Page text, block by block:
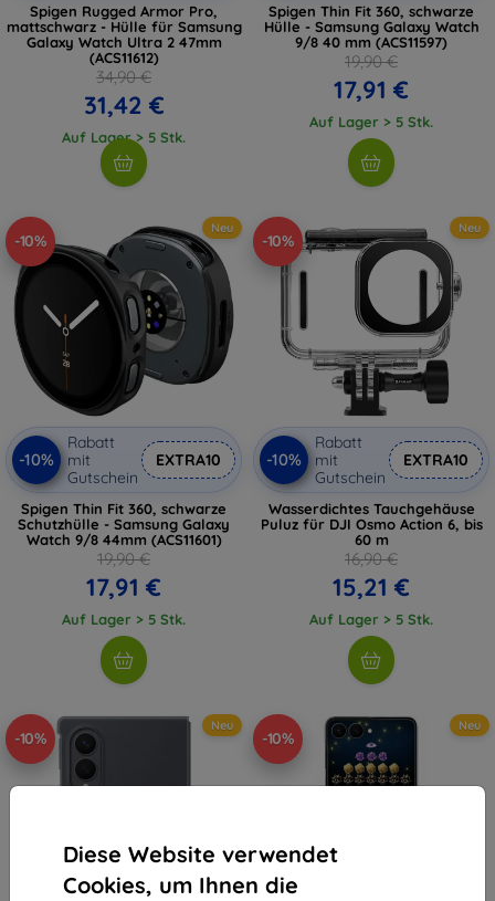
Diese Website verwendet
Cookies, um Ihnen die
Spigen Rugged Armor Pro,
mattschwarz - Hülle für Samsung
Galaxy Watch Ultra 2 47mm
(ACS11612)
34,90 €
31,42 €
Auf Lager > 5 Stk.
Spigen Thin Fit 360, schwarze
Hülle - Samsung Galaxy Watch
9/8 40 mm (ACS11597)
19,90 €
17,91 €
Auf Lager > 5 Stk.
-10%
Neu
-10%
Rabatt
mit
Gutschein
EXTRA10
Spigen Thin Fit 360, schwarze
Schutzhülle - Samsung Galaxy
Watch 9/8 44mm (ACS11601)
19,90 €
17,91 €
Auf Lager > 5 Stk.
-10%
Neu
-10%
Rabatt
mit
Gutschein
EXTRA10
Wasserdichtes Tauchgehäuse
Puluz für DJI Osmo Action 6, bis
60 m
16,90 €
15,21 €
Auf Lager > 5 Stk.
-10%
Neu
-10%
Neu